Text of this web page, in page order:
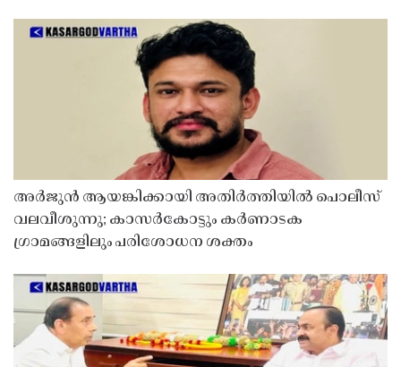
അർജുൻ ആയങ്കിക്കായി അതിർത്തിയിൽ പൊലീസ്
വലവീശുന്നു; കാസർകോട്ടും കർണാടക
ഗ്രാമങ്ങളിലും പരിശോധന ശക്തം